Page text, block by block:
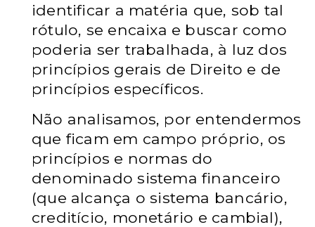
identificar a matéria que, sob tal
rótulo, se encaixa e buscar como
poderia ser trabalhada, à luz dos
princípios gerais de Direito e de
princípios específicos.
Não analisamos, por entendermos
que ficam em campo próprio, os
princípios e normas do
denominado sistema financeiro
(que alcança o sistema bancário,
creditício, monetário e cambial),